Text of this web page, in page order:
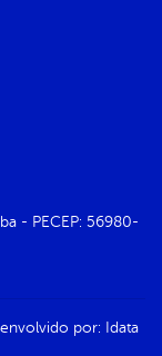
- PECEP: 56980-
por:
Idata